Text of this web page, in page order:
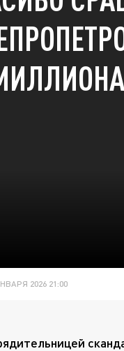
2026 21:00